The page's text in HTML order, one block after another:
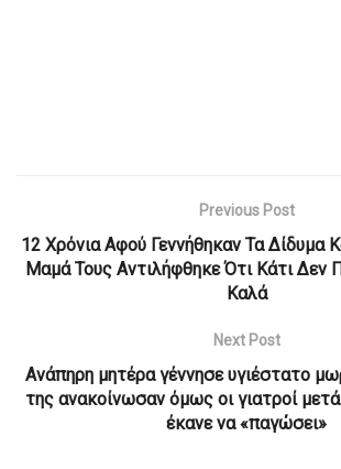
Previous Post
12 Χρόνια Αφού Γεννήθηκαν Τα Δίδυμα
Μαμά Τους Αντιλήφθηκε Ότι Κάτι Δεν
Καλά
Next Post
Ανάπηρη μητέρα γέννησε υγιέστατο
της ανακοίνωσαν όμως οι γιατροί
έκανε να «παγώσει»